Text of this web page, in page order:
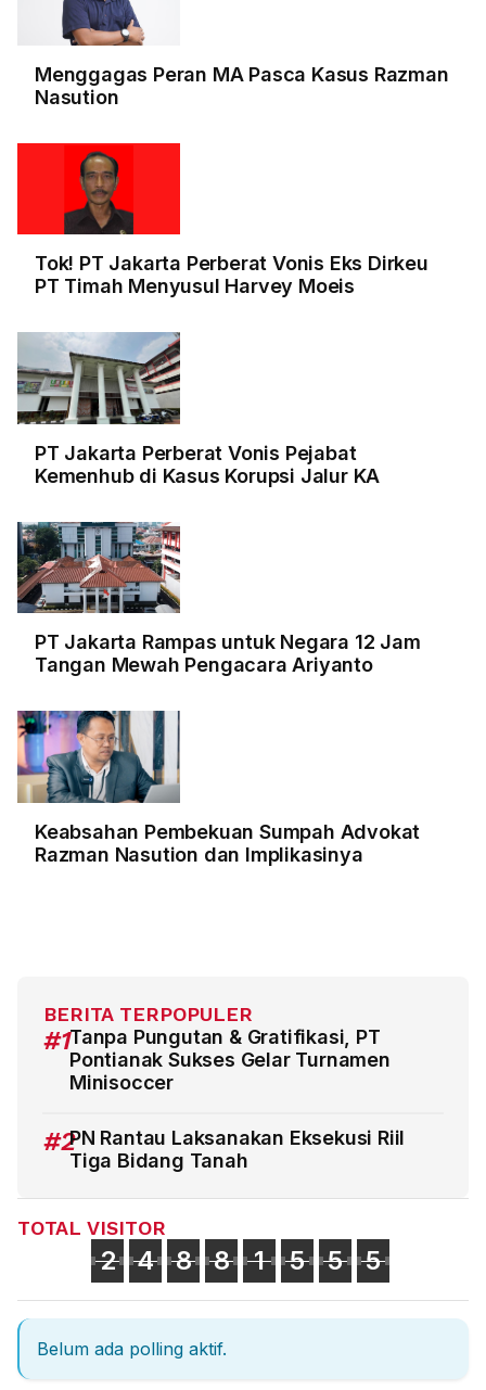
Menggagas Peran MA Pasca Kasus Razman
Nasution
Tok! PT Jakarta Perberat Vonis Eks Dirkeu
PT Timah Menyusul Harvey Moeis
PT Jakarta Perberat Vonis Pejabat
Kemenhub di Kasus Korupsi Jalur KA
PT Jakarta Rampas untuk Negara 12 Jam
Tangan Mewah Pengacara Ariyanto
Keabsahan Pembekuan Sumpah Advokat
Razman Nasution dan Implikasinya
BERITA TERPOPULER
#1Tanpa Pungutan & Gratifikasi, PT
Pontianak Sukses Gelar Turnamen
Minisoccer
#2PN Rantau Laksanakan Eksekusi Riil
Tiga Bidang Tanah
TOTAL VISITOR
2 4 8 8 1 5 5 5
Belum ada polling aktif.